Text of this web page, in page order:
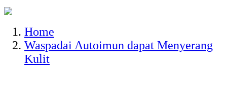
Home
Waspadai Autoimun dapat Menyerang
Kulit